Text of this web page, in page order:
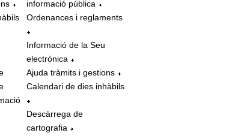
informació pública
Ordenances i reglaments
Informació de la Seu
electrònica
Ajuda tràmits i gestions
Calendari de dies inhàbils
Descàrrega de
cartografia